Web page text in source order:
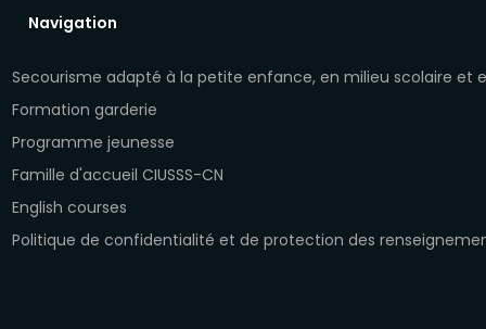
Navigation
Secourisme adapté à la petite enfance, en milieu scolaire et
Formation garderie
Programme jeunesse
Famille d'accueil CIUSSS-CN
English courses
Politique de confidentialité et de protection des